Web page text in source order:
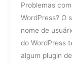
Problemas
WordPress? O
nome de
do WordPress
algum plugin
para
entrar
no
FooSales?